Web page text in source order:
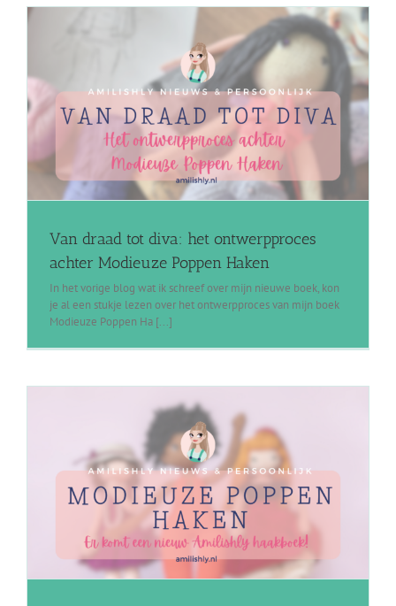
Van draad tot diva: het ontwerpproces
achter Modieuze Poppen Haken
In het vorige blog wat ik schreef over mijn nieuwe boek, kon
je al een stukje lezen over het ontwerpproces van mijn boek
Modieuze Poppen Ha [...]